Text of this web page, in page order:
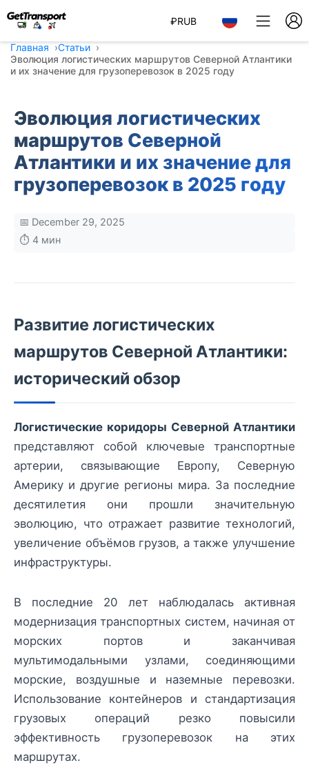
₽RUB
Главная
Статьи
Эволюция логистических маршрутов Северной Атлантики
и их значение для грузоперевозок в 2025 году
Эволюция логистических
маршрутов Северной
Атлантики и их значение для
грузоперевозок в 2025 году
📅 December 29, 2025
⏱️ 4 мин
Развитие логистических
маршрутов Северной Атлантики:
исторический обзор
Логистические коридоры Северной Атлантики
представляют собой ключевые транспортные
артерии, связывающие Европу, Северную
Америку и другие регионы мира. За последние
десятилетия они прошли значительную
эволюцию, что отражает развитие технологий,
увеличение объёмов грузов, а также улучшение
инфраструктуры.
В последние 20 лет наблюдалась активная
модернизация транспортных систем, начиная от
морских портов и заканчивая
мультимодальными узлами, соединяющими
морские, воздушные и наземные перевозки.
Использование контейнеров и стандартизация
грузовых операций резко повысили
эффективность грузоперевозок на этих
маршрутах.